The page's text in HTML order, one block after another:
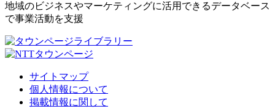
地域のビジネスやマーケティングに活用できるデータベース
で事業活動を支援
サイトマップ
個人情報について
掲載情報に関して